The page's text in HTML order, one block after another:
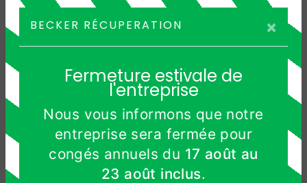
BECKER RÉCUPERATION ×
Fermeture estivale de
l'entreprise
Nous vous informons que notre
entreprise sera fermée pour
congés annuels du 17 août au
23 août inclus.